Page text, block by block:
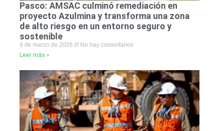
Pasco: AMSAC culminó remediación en
proyecto Azulmina y transforma una zona
de alto riesgo en un entorno seguro y
sostenible
9 de marzo de 2026
No hay comentarios
Leer más »